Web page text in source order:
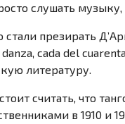
слушать
презирать
cada del
литературу.
считать, что
в 1910 и